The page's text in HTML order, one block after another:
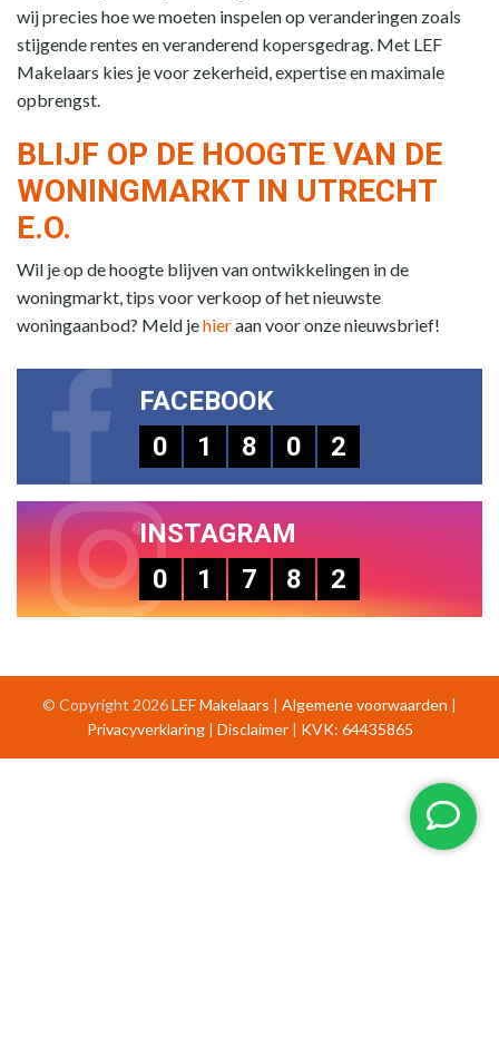
wij precies hoe we moeten inspelen op veranderingen zoals
stijgende rentes en veranderend kopersgedrag. Met LEF
Makelaars kies je voor zekerheid, expertise en maximale
opbrengst.
BLIJF OP DE HOOGTE VAN DE
WONINGMARKT IN UTRECHT
E.O.
Wil je op de hoogte blijven van ontwikkelingen in de
woningmarkt, tips voor verkoop of het nieuwste
woningaanbod? Meld jehieraan voor onze nieuwsbrief!
FACEBOOK
0
1 8 0 2
INSTAGRAM
0
1 7 8 2
© Copyright 2026LEF Makelaars | Algemene voorwaarden |
Privacyverklaring| Disclaimer| KVK: 64435865